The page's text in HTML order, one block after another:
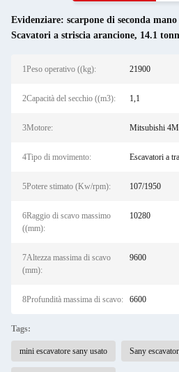
Evidenziare: scarpone di seconda
Scavatori a striscia arancione, 14.1
1Peso operativo ((kg): 21900
2Capacità del secchio ((m3): 1,1
3Motore: Mitsubishi
4Tipo di movimento: Escavatori a
5Potere stimato (Kw/rpm): 107/1950
6Raggio di scavo massimo
((mm):
10280
7Altezza massima di scavo
(mm):
9600
8Profundità massima di scavo: 6600
Tags:
mini escavatore sany usato Sany